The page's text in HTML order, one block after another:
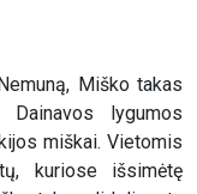
Miško takas
lygumos
miškai. Vietomis
kuriose išsimėtę